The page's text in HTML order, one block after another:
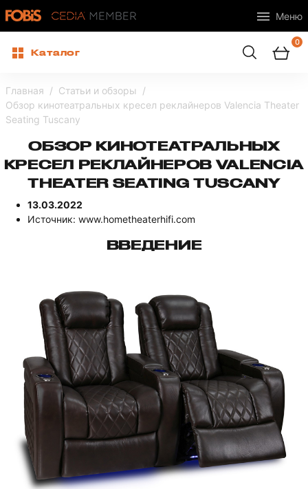
Меню
Каталог
0
Главная
Статьи и обзоры
Обзор кинотеатральных кресел реклайнеров Valencia Theater
Seating Tuscany
ОБЗОР КИНОТЕАТРАЛЬНЫХ
КРЕСЕЛ РЕКЛАЙНЕРОВ VALENCIA
THEATER SEATING TUSCANY
13.03.2022
Источник: www.hometheaterhifi.com
ВВЕДЕНИЕ